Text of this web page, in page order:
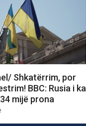
Shkatërrim, por
BBC: Rusia i ka
mijë prona